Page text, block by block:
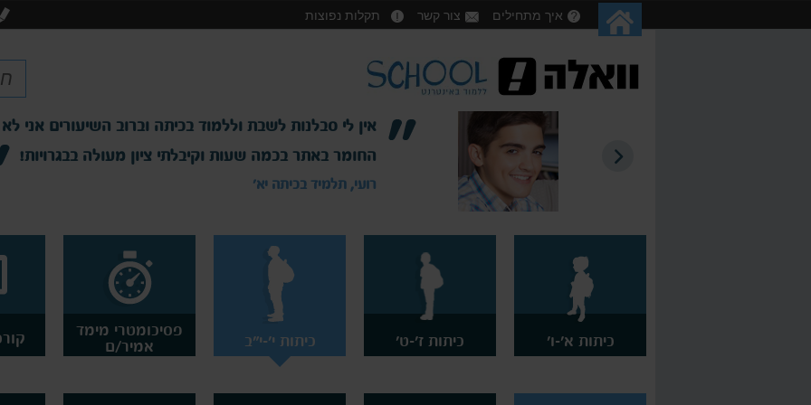
איך מתחילים צור קשר תקלות נפוצות
אין לי סבלנות לשבת וללמוד בכיתה וברוב השיעורים אני
החומר באתר בכמה שעות וקיבלתי ציון מעולה בבגרויות!
רועי, תלמיד בכיתה יא'
כיתות א'-ו' כיתות ז'-ט' כיתות י'-י"ב
פסיכומטרי מימד
אמיר/ם